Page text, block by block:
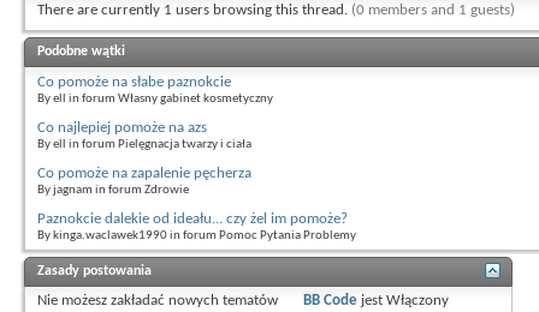
There are currently 1 users browsing this thread. (0 members and 1 guests)
Podobne wątki
Co pomoże na słabe paznokcie
By ell in forum Własny gabinet kosmetyczny
Co najlepiej pomoże na azs
By ell in forum Pielęgnacja twarzy i ciała
Co pomoże na zapalenie pęcherza
By jagnam in forum Zdrowie
Paznokcie dalekie od ideału... czy żel im pomoże?
By kinga.waclawek1990 in forum Pomoc Pytania Problemy
Zasady postowania
Nie możesz zakładać nowych tematów
BB Code jestWłączony